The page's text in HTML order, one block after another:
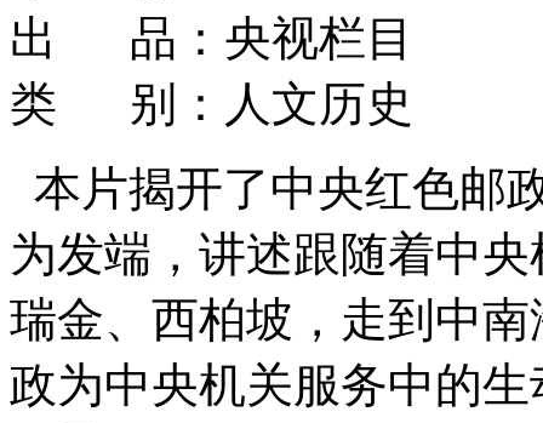
出 品：央视栏目
类 别：人文历史
本片揭开了中央红色邮
为发端，讲述跟随着中
瑞金、西柏坡，走到中
政为中央机关服务中的